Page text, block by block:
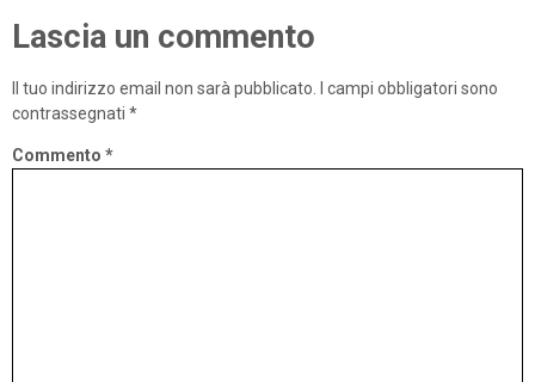
Lascia un commento
Il tuo indirizzo email non sarà pubblicato.
I campi obbligatori sono
contrassegnati *
Commento *